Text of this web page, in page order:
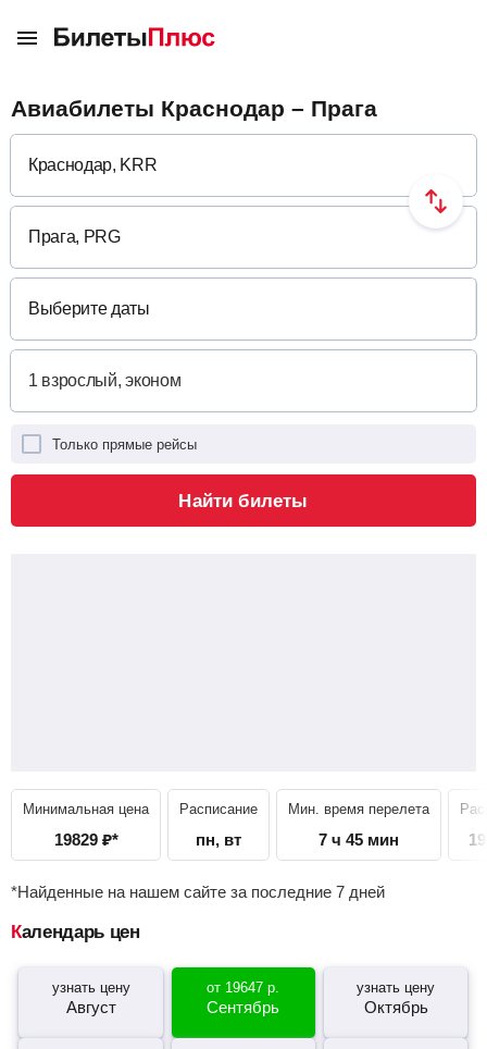
Авиабилеты Краснодар – Прага
Выберите даты
Только прямые рейсы
Найти билеты
Минимальная цена
19829 ₽*
Расписание
пн, вт
Мин. время перелета
7 ч 45 мин
*Найденные на нашем сайте за последние 7 дней
Календарь цен
узнать цену
Август
от 19647 р.
Сентябрь
узнать цену
Октябрь